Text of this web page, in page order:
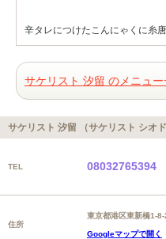
辛タレにつけたこんにゃくに糸
サケリスト 汐留 のメニュ
サケリスト 汐留 （サケリスト シオド
TEL 08032765394
住所
東京都港区東新橋1-
Googleマップで開く